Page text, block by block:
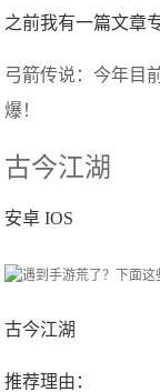
之前我有一篇文章
弓箭传说：今年目
爆！
古今江湖
安卓 IOS
古今江湖
推荐理由：